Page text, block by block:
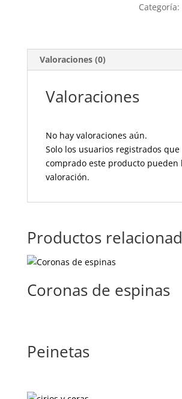
Categoría:
Valoraciones (0)
Valoraciones
No hay valoraciones aún.
Solo los usuarios registrados que
comprado este producto pueden
valoración.
Productos
Coronas de espinas
Peinetas